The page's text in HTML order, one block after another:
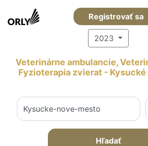
Registrovať sa
2023
Veterinárne ambulancie,
Fyzioterapia zvierat -
Hľadať